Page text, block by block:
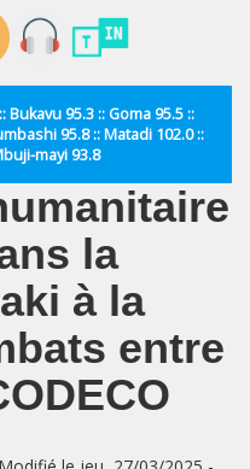
Bukavu 95.3 :: Goma 95.5 ::
95.8 :: Matadi 102.0 ::
mayi 93.8
la
à la
entre